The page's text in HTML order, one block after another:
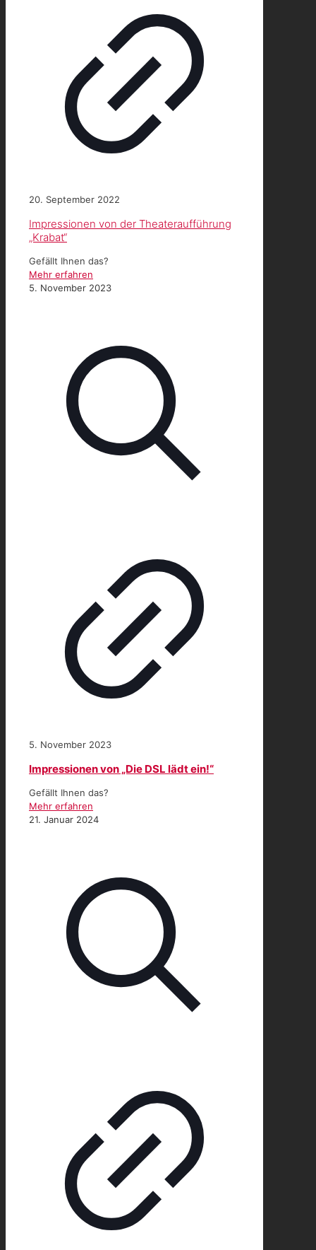
20. September 2022
Impressionen von der Theateraufführung
„Krabat“
Gefällt Ihnen das?
Mehr erfahren
5. November 2023
5. November 2023
Impressionen von „Die DSL lädt ein!“
Gefällt Ihnen das?
Mehr erfahren
21. Januar 2024